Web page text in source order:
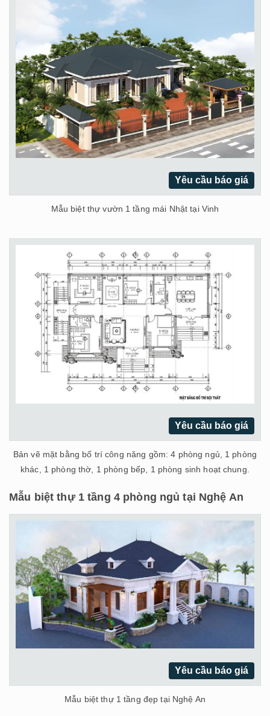
Yêu cầu báo giá
Mẫu biệt thự vườn 1 tầng mái Nhật tại Vinh
Yêu cầu báo giá
Bản vẽ mặt bằng bố trí công năng gồm: 4 phòng ngủ, 1 phòng
khác, 1 phòng thờ, 1 phòng bếp, 1 phòng sinh hoạt chung.
Mẫu biệt thự 1 tầng 4 phòng ngủ tại Nghệ An
Yêu cầu báo giá
Mẫu biệt thự 1 tầng đẹp tại Nghệ An